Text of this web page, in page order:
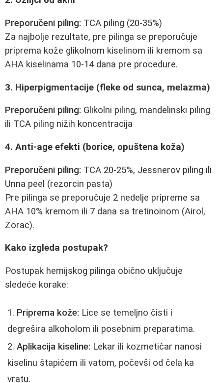
Preporučeni piling: TCA piling (20-35%)
Za najbolje rezultate, pre pilinga se preporučuje
priprema kože glikolnom kiselinom ili kremom sa
AHA kiselinama 10-14 dana pre procedure.
3. Hiperpigmentacije (fleke od sunca, melazma)
Preporučeni piling: Glikolni piling, mandelinski piling
ili TCA piling nižih koncentracija
4. Anti-age efekti (borice, opuštena koža)
Preporučeni piling: TCA 20-25%, Jessnerov piling ili
Unna peel (rezorcin pasta)
Pre pilinga se preporučuje 2 nedelje pripreme sa
AHA 10% kremom ili 7 dana sa tretinoinom (Airol,
Zorac).
Kako izgleda postupak?
Postupak hemijskog pilinga obično uključuje
sledeće korake:
Priprema kože: Lice se temeljno čisti i
degrešira alkoholom ili posebnim preparatima.
Aplikacija kiseline: Lekar ili kozmetičar nanosi
kiselinu štapićem ili vatom, počevši od čela ka
vratu.